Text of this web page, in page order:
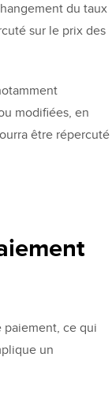
du taux
sur le prix des
modifiées, en
être répercuté
paiement, ce qui
un